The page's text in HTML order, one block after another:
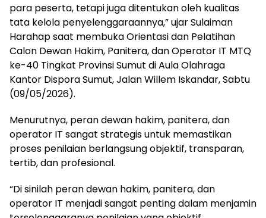
para peserta, tetapi juga ditentukan oleh kualitas
tata kelola penyelenggaraannya,” ujar Sulaiman
Harahap saat membuka Orientasi dan Pelatihan
Calon Dewan Hakim, Panitera, dan Operator IT MTQ
ke-40 Tingkat Provinsi Sumut di Aula Olahraga
Kantor Dispora Sumut, Jalan Willem Iskandar, Sabtu
(09/05/2026).
Menurutnya, peran dewan hakim, panitera, dan
operator IT sangat strategis untuk memastikan
proses penilaian berlangsung objektif, transparan,
tertib, dan profesional.
“Di sinilah peran dewan hakim, panitera, dan
operator IT menjadi sangat penting dalam menjamin